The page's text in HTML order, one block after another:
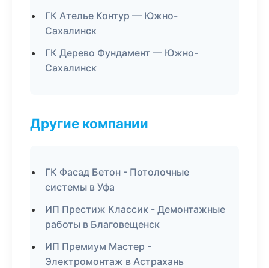
ГК Ателье Контур — Южно-
Сахалинск
ГК Дерево Фундамент — Южно-
Сахалинск
Другие компании
ГК Фасад Бетон - Потолочные
системы в Уфа
ИП Престиж Классик - Демонтажные
работы в Благовещенск
ИП Премиум Мастер -
Электромонтаж в Астрахань